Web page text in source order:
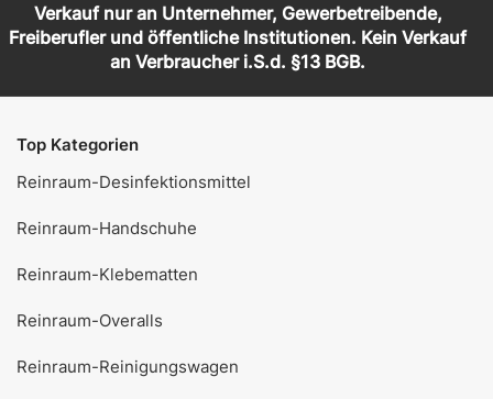
Verkauf nur an Unternehmer, Gewerbetreibende,
Freiberufler und öffentliche Institutionen. Kein Verkauf
an Verbraucher i.S.d. §13 BGB.
Top Kategorien
Reinraum-Desinfektionsmittel
Reinraum-Handschuhe
Reinraum-Klebematten
Reinraum-Overalls
Reinraum-Reinigungswagen